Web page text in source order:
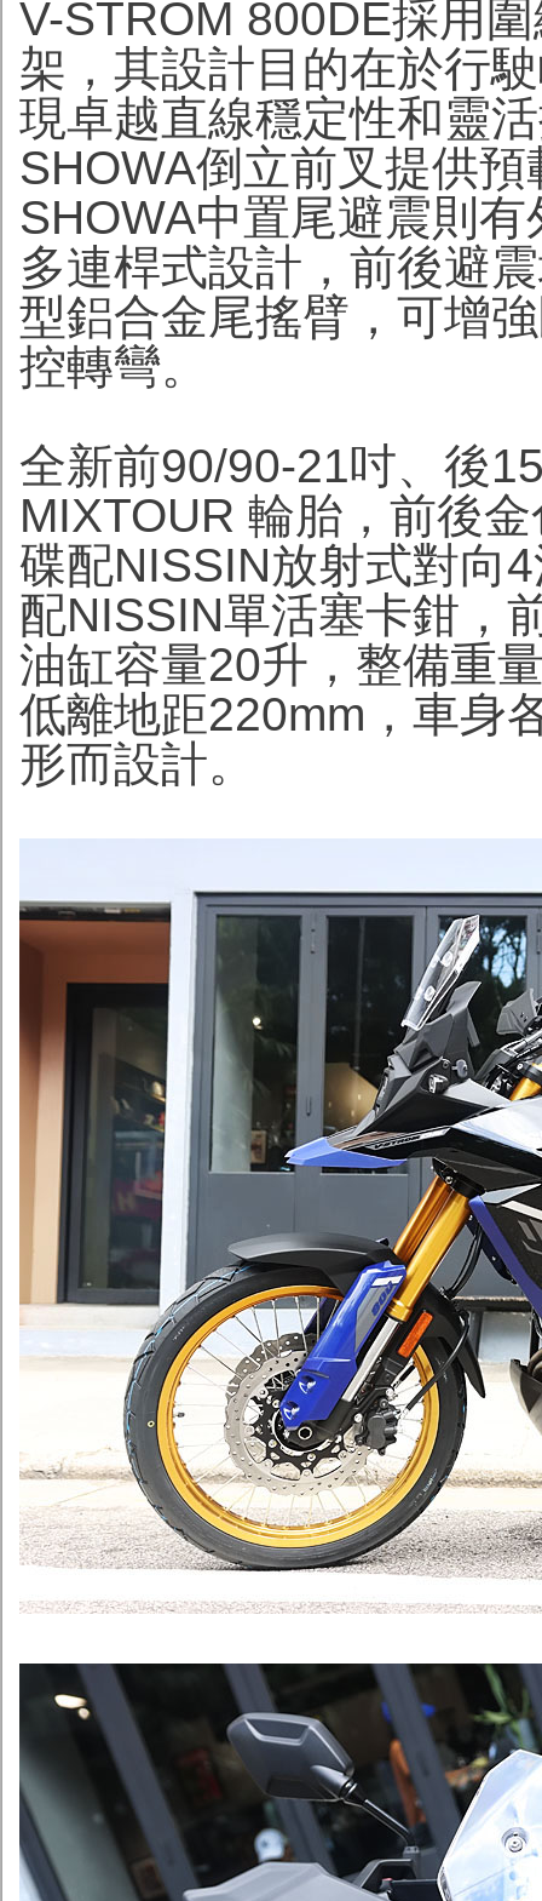
V-STROM 800DE採用
架，其設計目的在於行
現卓越直線穩定性和靈
SHOWA倒立前叉提供
SHOWA中置尾避震則
多連桿式設計，前後避
型鋁合金尾搖臂，可增
控轉彎。
全新前90/90-21吋、後
MIXTOUR 輪胎，前後
碟配NISSIN放射式對向
配NISSIN單活塞卡鉗，
油缸容量20升，整備重
低離地距220mm，車身
形而設計。